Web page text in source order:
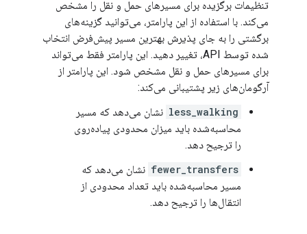
تنظیمات برگزیده برای مسیرهای حمل و نقل را مشخص
می‌کند. با استفاده از این پارامتر، می‌توانید گزینه‌های
برگشتی را به جای پذیرش بهترین مسیر پیش‌فرض انتخاب
شده توسط API، تغییر دهید. این پارامتر فقط می‌تواند
برای مسیرهای حمل و نقل مشخص شود. این پارامتر از
آرگومان‌های زیر پشتیبانی می‌کند:
less_walking نشان می‌دهد که مسیر
محاسبه‌شده باید میزان محدودی پیاده‌روی
را ترجیح دهد.
fewer_transfers نشان می‌دهد که
مسیر محاسبه‌شده باید تعداد محدودی از
انتقال‌ها را ترجیح دهد.